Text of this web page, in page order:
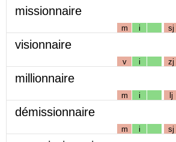
missionnaire
m i sj
visionnaire
v i zj
millionnaire
m i lj
démissionnaire
m i sj